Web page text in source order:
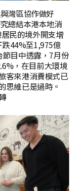
灣區協作做好
總結本港本地消
民的境外開支增
44%至1,975億
目中透露，7月份
，在目前大環境
客來港消費模式已
思維已是過時。